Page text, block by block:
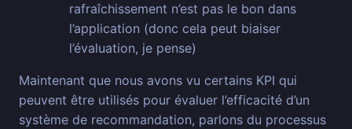
rafraîchissement n’est pas le bon dans
l’application (donc cela peut biaiser
l’évaluation, je pense)
Maintenant que nous avons vu certains KPI qui
peuvent être utilisés pour évaluer l’efficacité d’un
système de recommandation, parlons du processus